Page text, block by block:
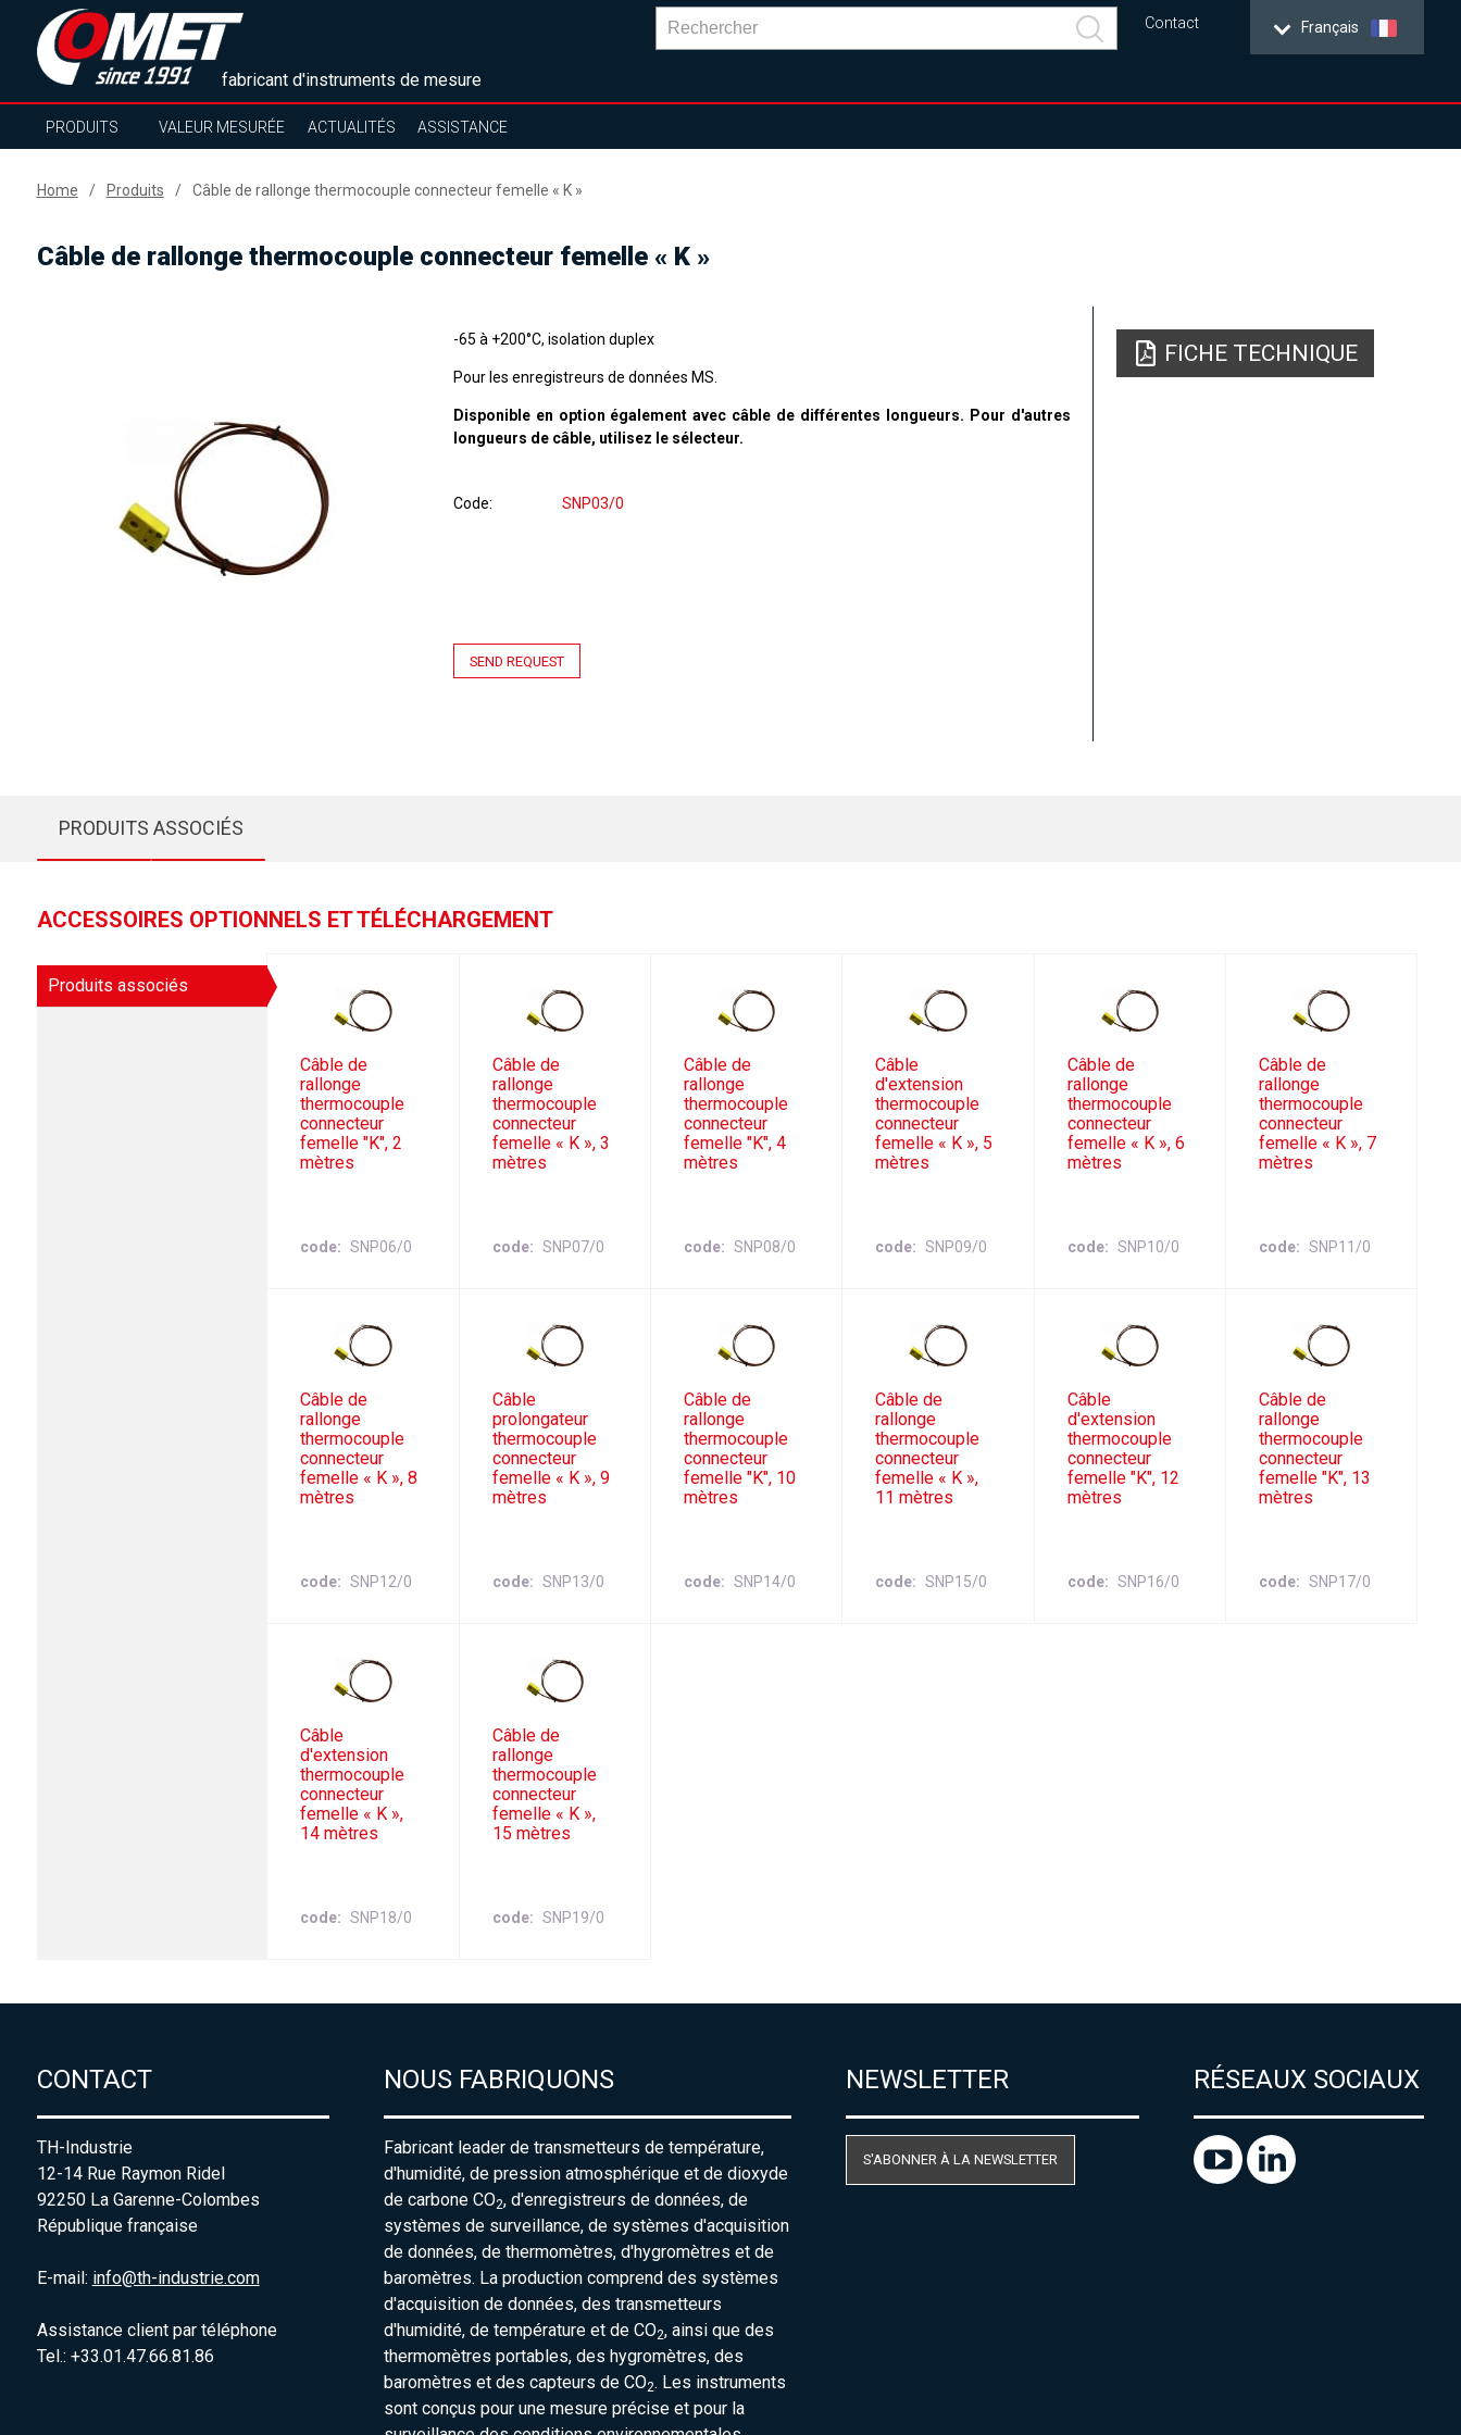
fabricant d'instruments de mesure
Français
Contact
PRODUITS VALEUR MESURÉE ACTUALITÉS ASSISTANCE
Home Produits Câble de rallonge thermocouple connecteur femelle « K »
Câble de rallonge thermocouple connecteur femelle « K »
-65 à +200°C, isolation duplex
Pour les enregistreurs de données MS.
Disponible en option également avec câble de différentes longueurs. Pour d'autres
longueurs de câble, utilisez le sélecteur.
Code SNP03/0
SEND REQUEST
FICHE TECHNIQUE
PRODUITS ASSOCIÉS
ACCESSOIRES OPTIONNELS ET TÉLÉCHARGEMENT
Produits associés
Câble de
rallonge
thermocouple
connecteur
femelle "K", 2
mètres
code SNP06/0
Câble de
rallonge
thermocouple
connecteur
femelle « K », 3
mètres
code SNP07/0
Câble de
rallonge
thermocouple
connecteur
femelle "K", 4
mètres
code SNP08/0
Câble
d'extension
thermocouple
connecteur
femelle « K », 5
mètres
code SNP09/0
Câble de
rallonge
thermocouple
connecteur
femelle « K », 6
mètres
code SNP10/0
Câble de
rallonge
thermocouple
connecteur
femelle « K », 7
mètres
code SNP11/0
Câble de
rallonge
thermocouple
connecteur
femelle « K », 8
mètres
code SNP12/0
Câble
prolongateur
thermocouple
connecteur
femelle « K », 9
mètres
code SNP13/0
Câble de
rallonge
thermocouple
connecteur
femelle "K", 10
mètres
code SNP14/0
Câble de
rallonge
thermocouple
connecteur
femelle « K »,
11 mètres
code SNP15/0
Câble
d'extension
thermocouple
connecteur
femelle "K", 12
mètres
code SNP16/0
Câble de
rallonge
thermocouple
connecteur
femelle "K", 13
mètres
code SNP17/0
Câble
d'extension
thermocouple
connecteur
femelle « K »,
14 mètres
code SNP18/0
Câble de
rallonge
thermocouple
connecteur
femelle « K »,
15 mètres
code SNP19/0
CONTACT
TH-Industrie
12-14 Rue Raymon Ridel
92250 La Garenne-Colombes
République française
E-mail: info@th-industrie.com
Assistance client par téléphone
Tel.: +33.01.47.66.81.86
NOUS FABRIQUONS
Fabricant leader de transmetteurs de température,
d'humidité, de pression atmosphérique et de dioxyde
de carbone CO2, d'enregistreurs de données, de
systèmes de surveillance, de systèmes d'acquisition
de données, de thermomètres, d'hygromètres et de
baromètres. La production comprend des systèmes
d'acquisition de données, des transmetteurs
d'humidité, de température et de CO2, ainsi que des
thermomètres portables, des hygromètres, des
baromètres et des capteurs de CO2. Les instruments
sont conçus pour une mesure précise et pour la
NEWSLETTER
S'ABONNER À LA NEWSLETTER
RÉSEAUX SOCIAUX